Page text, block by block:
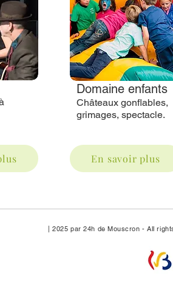
Domaine enfants
Châteaux gonflables,
grimages, spectacle.
En savoir plus
| 2025 par 24h de Mouscron - All